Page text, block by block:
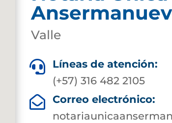
Valle

Líneas de atención:
(+57) 316 482 2105

Correo electrónico: